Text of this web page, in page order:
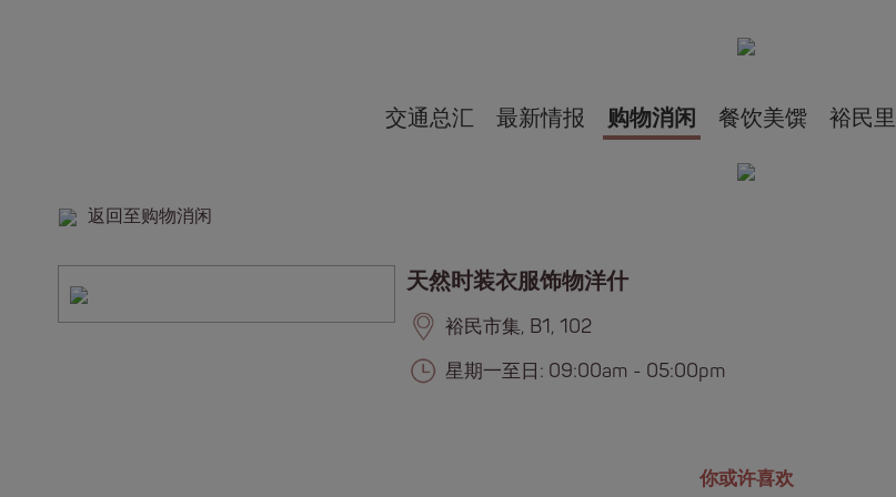
交通总汇 最新情报 购物消闲 餐饮美馔 裕民里
返回至购物消闲
天然时装衣服饰物洋什
裕民市集, B1, 102
星期一至日: 09:00am - 05:00pm
你或许喜欢